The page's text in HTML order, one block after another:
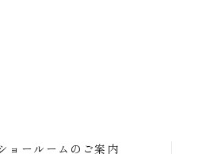
ョールームのご案内